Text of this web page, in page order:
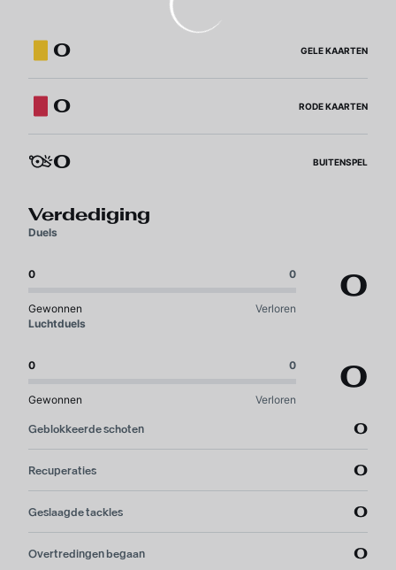
0 GELE KAARTEN
0 RODE KAARTEN
0 BUITENSPEL
Verdediging
Duels
0 0
Gewonnen Verloren
0
Luchtduels
0 0
Gewonnen Verloren
0
Geblokkeerde schoten 0
Recuperaties 0
Geslaagde tackles 0
Overtredingen begaan 0